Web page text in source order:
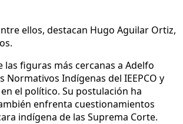
ellos, destacan Hugo Aguilar Ortiz,
figuras más cercanas a Adelfo
Indígenas del IEEPCO y
el político. Su postulación ha
enfrenta cuestionamientos
indígena de las Suprema Corte.